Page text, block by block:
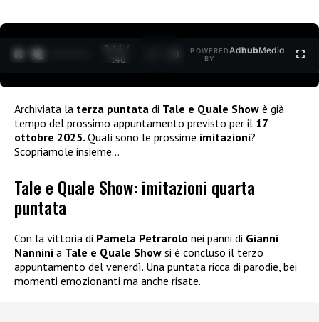
0:15 /
1:40
POWERED
BY
AdhubMedia
Archiviata la terza puntata di Tale e Quale Show è già
tempo del prossimo appuntamento previsto per il 17
ottobre 2025. Quali sono le prossime imitazioni?
Scopriamole insieme…
Tale e Quale Show: imitazioni quarta
puntata
Con la vittoria di Pamela Petrarolo nei panni di Gianni
Nannini a Tale e Quale Show si è concluso il terzo
appuntamento del venerdì. Una puntata ricca di parodie, bei
momenti emozionanti ma anche risate.